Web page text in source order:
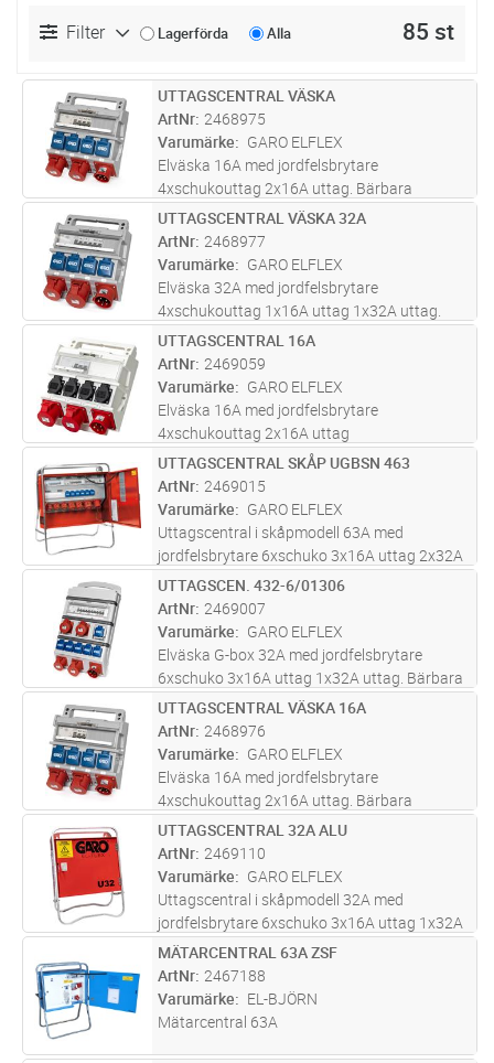
Filter Lagerförda Alla 85 st
ST Lägg i kundvagn
UTTAGSCENTRAL VÄSKA
ArtNr 2468975
Varumärke
GARO ELFLEX
Elväska 16A med jordfelsbrytare
4xschukouttag 2x16A uttag. Bärbara
elväskor/undercentraler 16A för olika
ändamål, såsom fördelning med olika antal
uttag, med effektmätare, för containers, för
belysni...läs mer
ST Lägg i kundvagn
UTTAGSCENTRAL VÄSKA 32A
ArtNr 2468977
Varumärke
GARO ELFLEX
Elväska 32A med jordfelsbrytare
4xschukouttag 1x16A uttag 1x32A uttag.
Bärbara elväskor/undercentraler 32A för olika
ändamål, såsom fördelning med olika antal
uttag, för containers, etc.
ST Lägg i kundvagn
UTTAGSCENTRAL 16A
ArtNr 2469059
Varumärke
GARO ELFLEX
Elväska 16A med jordfelsbrytare
4xschukouttag 2x16A uttag
ST Lägg i kundvagn
UTTAGSCENTRAL SKÅP UGBSN 463
ArtNr 2469015
Varumärke
GARO ELFLEX
Uttagscentral i skåpmodell 63A med
jordfelsbrytare 6xschuko 3x16A uttag 2x32A
uttag 1x63A uttag.
Undercentral/Uttagscentral 63A i låsbart
plåtskåp med fällbart golvstativ i
galvaniserad stål. Skåpet...läs mer
ST Lägg i kundvagn
UTTAGSCEN. 432-6/01306
ArtNr 2469007
Varumärke
GARO ELFLEX
Elväska G-box 32A med jordfelsbrytare
6xschuko 3x16A uttag 1x32A uttag. Bärbara
elväskor/undercentraler 32A för olika
ändamål, såsom fördelning med olika antal
uttag, för containers, etc.
ST Lägg i kundvagn
UTTAGSCENTRAL VÄSKA 16A
ArtNr 2468976
Varumärke
GARO ELFLEX
Elväska 16A med jordfelsbrytare
4xschukouttag 2x16A uttag. Bärbara
elväskor/undercentraler 16A för olika
ändamål, såsom fördelning med olika antal
uttag, med effektmätare, för containers, för
belysni...läs mer
ST Lägg i kundvagn
UTTAGSCENTRAL 32A ALU
ArtNr 2469110
Varumärke
GARO ELFLEX
Uttagscentral i skåpmodell 32A med
jordfelsbrytare 6xschuko 3x16A uttag 1x32A
uttag. Undercentral/Uttagscentral 32A i
låsbart aluminiumskåp med fällbart
golvstativ.
ST Lägg i kundvagn
MÄTARCENTRAL 63A ZSF
ArtNr 2467188
Varumärke
EL-BJÖRN
Mätarcentral 63A